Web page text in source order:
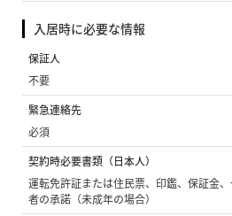
入居時に必要な情報
保証人
不要
緊急連絡先
必須
契約時必要書類（日本人）
運転免許証または住民票、印鑑、保証金
者の承諾（未成年の場合）